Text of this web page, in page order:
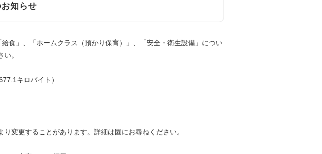
知らせ
給食」、「ホームクラス（預かり保育）」、「安全・衛生設備」につい
。
キロバイト）
変更することがあります。詳細は園にお尋ねください。